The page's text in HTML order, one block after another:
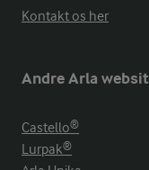
Kontakt os her
Andre Arla
Castello®
Lurpak®